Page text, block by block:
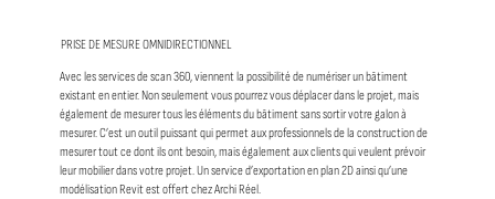
PRISE DE MESURE OMNIDIRECTIONNEL
Avec les services de scan 360, viennent la possibilité de numériser un bâtiment
existant en entier. Non seulement vous pourrez vous déplacer dans le projet, mais
également de mesurer tous les éléments du bâtiment sans sortir votre galon à
mesurer. C’est un outil puissant qui permet aux professionnels de la construction de
mesurer tout ce dont ils ont besoin, mais également aux clients qui veulent prévoir
leur mobilier dans votre projet. Un service d’exportation en plan 2D ainsi qu’une
modélisation Revit est offert chez Archi Réel.